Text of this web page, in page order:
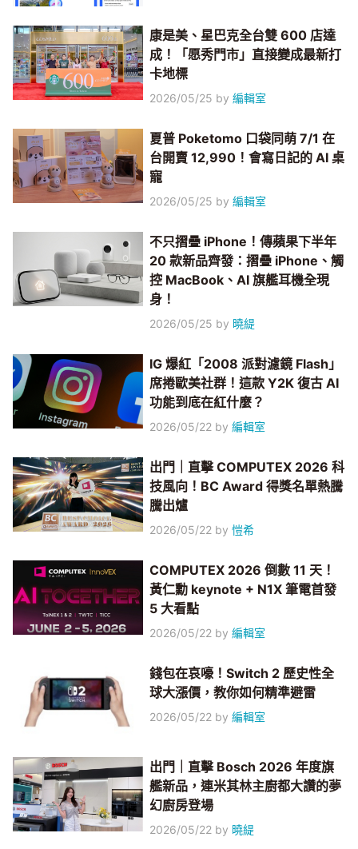
康是美、星巴克全台雙 600 店達
成！「愿秀門市」直接變成最新打
卡地標
2026/05/25 by編輯室
夏普 Poketomo 口袋同萌 7/1 在
台開賣 12,990！會寫日記的 AI 桌
寵
2026/05/25 by編輯室
不只摺疊 iPhone！傳蘋果下半年
20 款新品齊發：摺疊 iPhone、觸
控 MacBook、AI 旗艦耳機全現
身！
2026/05/25 by 曉緹
IG 爆紅「2008 派對濾鏡 Flash」
席捲歐美社群！這款 Y2K 復古 AI
功能到底在紅什麼？
2026/05/22 by編輯室
出門｜直擊 COMPUTEX 2026 科
技風向！BC Award 得獎名單熱騰
騰出爐
2026/05/22 by愷希
COMPUTEX 2026 倒數 11 天！
黃仁勳 keynote + N1X 筆電首發
5 大看點
2026/05/22 by編輯室
錢包在哀嚎！Switch 2 歷史性全
球大漲價，教你如何精準避雷
2026/05/22 by編輯室
出門｜直擊 Bosch 2026 年度旗
艦新品，連米其林主廚都大讚的夢
幻廚房登場
2026/05/22 by 曉緹